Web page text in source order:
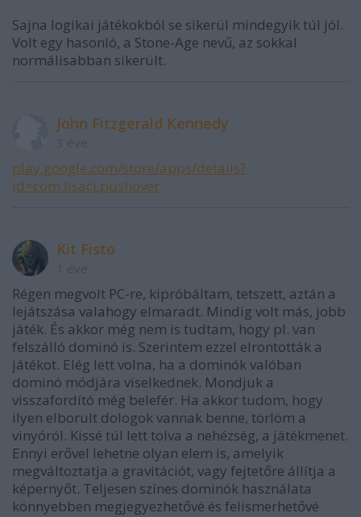
Sajna logikai játékokból se sikerül mindegyik túl jól.
Volt egy hasonló, a Stone-Age nevű, az sokkal
normálisabban sikerült.
John Fitzgerald Kennedy
play.google.com/store/apps/details?
id=com.lisaci.pushover
Kit Fisto
Régen megvolt PC-re, kipróbáltam, tetszett, aztán a
lejátszása valahogy elmaradt. Mindig volt más, jobb
játék. És akkor még nem is tudtam, hogy pl. van
felszálló dominó is. Szerintem ezzel elrontották a
játékot. Elég lett volna, ha a dominók valóban
dominó módjára viselkednek. Mondjuk a
visszafordító még belefér. Ha akkor tudom, hogy
ilyen elborult dologok vannak benne, törlöm a
vinyóról. Kissé túl lett tolva a nehézség, a játékmenet.
Ennyi erővel lehetne olyan elem is, amelyik
megváltoztatja a gravitációt, vagy fejtetőre állítja a
képernyőt. Teljesen színes dominók használata
könnyebben megjegyezhetővé és felismerhetővé